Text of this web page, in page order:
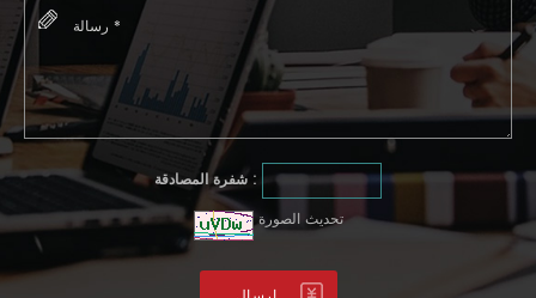
شفرة المصادقة :
تحديث الصورة